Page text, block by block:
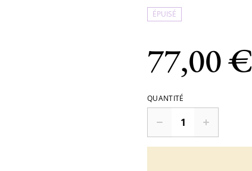
ÉPUISÉ
77,00 €
QUANTITÉ